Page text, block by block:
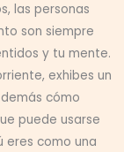
las personas
son siempre
y tu mente.
exhibes un
cómo
puede usarse
eres como una